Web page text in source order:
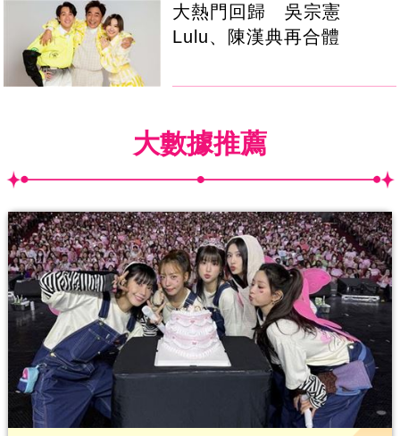
大熱門回歸 吳宗憲
Lulu、陳漢典再合體
大數據推薦